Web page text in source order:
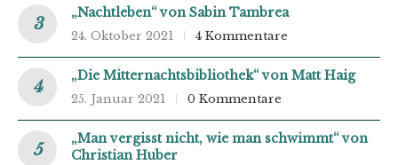
„Nachtleben“ von Sabin Tambrea
24. Oktober 2021 4 Kommentare
„Die Mitternachtsbibliothek“ von Matt Haig
25. Januar 2021 0 Kommentare
„Man vergisst nicht, wie man schwimmt“ von
Christian Huber